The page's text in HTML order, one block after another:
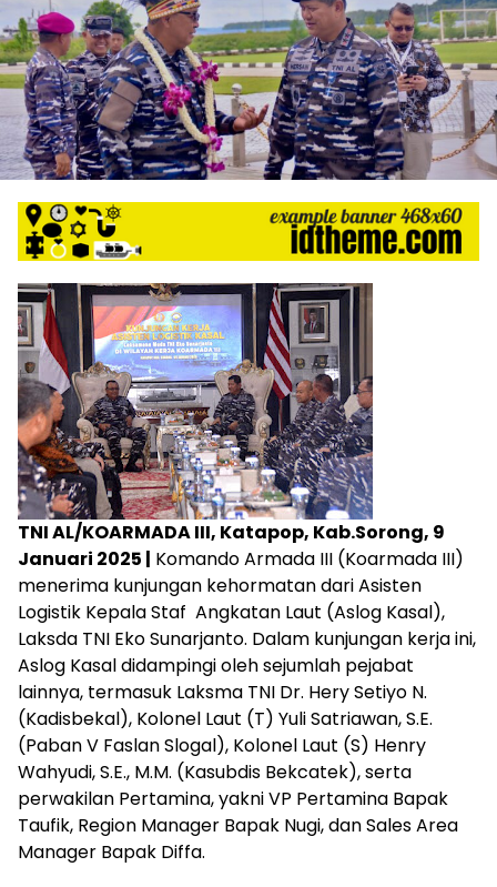
TNI AL/KOARMADA III, Katapop, Kab.Sorong, 9
Januari 2025 | Komando Armada III (Koarmada III)
menerima kunjungan kehormatan dari Asisten
Logistik Kepala Staf Angkatan Laut (Aslog Kasal),
Laksda TNI Eko Sunarjanto. Dalam kunjungan kerja ini,
Aslog Kasal didampingi oleh sejumlah pejabat
lainnya, termasuk Laksma TNI Dr. Hery Setiyo N.
(Kadisbekal), Kolonel Laut (T) Yuli Satriawan, S.E.
(Paban V Faslan Slogal), Kolonel Laut (S) Henry
Wahyudi, S.E., M.M. (Kasubdis Bekcatek), serta
perwakilan Pertamina, yakni VP Pertamina Bapak
Taufik, Region Manager Bapak Nugi, dan Sales Area
Manager Bapak Diffa.